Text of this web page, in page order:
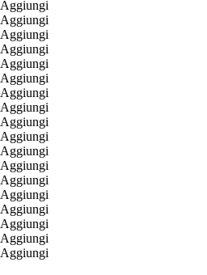
Aggiungi
Aggiungi
Aggiungi
Aggiungi
Aggiungi
Aggiungi
Aggiungi
Aggiungi
Aggiungi
Aggiungi
Aggiungi
Aggiungi
Aggiungi
Aggiungi
Aggiungi
Aggiungi
Aggiungi
Aggiungi